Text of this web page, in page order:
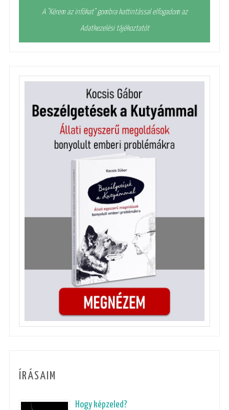
A "Kérem az infókat" gombra kattintással elfogadom az
Adatkezelési tájékoztatót
ÍRÁSAIM
Hogy képzeled?